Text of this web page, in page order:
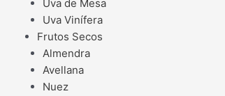
Uva de Mesa
Uva Vinífera
Frutos Secos
Almendra
Avellana
Nuez